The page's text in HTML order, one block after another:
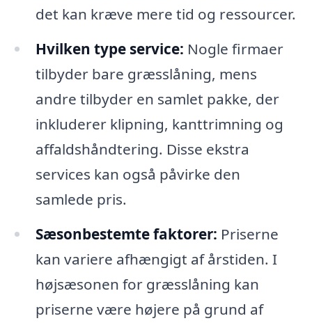
det kan kræve mere tid og ressourcer.
Hvilken type service: Nogle firmaer
tilbyder bare græsslåning, mens
andre tilbyder en samlet pakke, der
inkluderer klipning, kanttrimning og
affaldshåndtering. Disse ekstra
services kan også påvirke den
samlede pris.
Sæsonbestemte faktorer: Priserne
kan variere afhængigt af årstiden. I
højsæsonen for græsslåning kan
priserne være højere på grund af